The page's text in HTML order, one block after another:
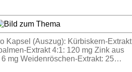
Kapsel (Auszug): Kürbiskern-Extrakt
Extrakt 4:1: 120 mg Zink aus
mg Weidenröschen-Extrakt: 25…